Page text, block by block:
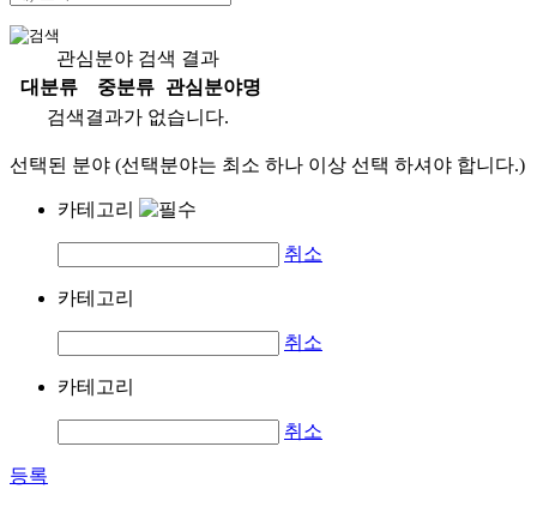
관심분야 검색 결과
대분류
중분류
관심분야명
검색결과가 없습니다.
선택된 분야 (선택분야는 최소 하나 이상 선택 하셔야 합니다.)
카테고리
취소
카테고리
취소
카테고리
취소
등록